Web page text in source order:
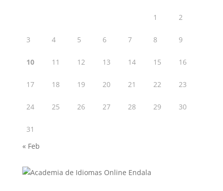
1 2
3 4 5 6 7 8 9
10 11 12 13 14 15 16
17 18 19 20 21 22 23
24 25 26 27 28 29 30
31
« Feb